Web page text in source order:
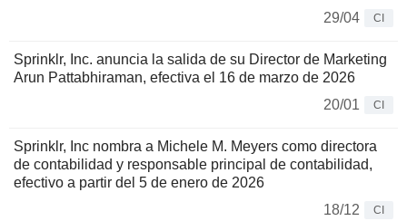
29/04
CI
Sprinklr, Inc. anuncia la salida de su Director de Marketing
Arun Pattabhiraman, efectiva el 16 de marzo de 2026
20/01
CI
Sprinklr, Inc nombra a Michele M. Meyers como directora
de contabilidad y responsable principal de contabilidad,
efectivo a partir del 5 de enero de 2026
18/12
CI